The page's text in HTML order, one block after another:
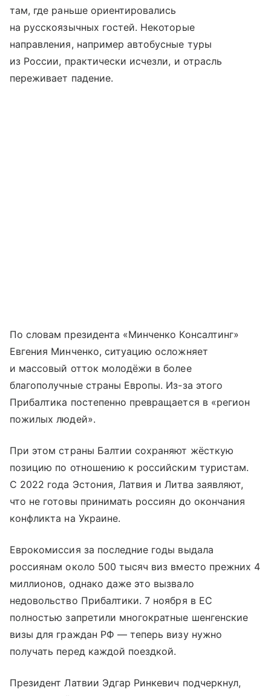
там, где раньше ориентировались
на русскоязычных гостей. Некоторые
направления, например автобусные туры
из России, практически исчезли, и отрасль
переживает падение.
По словам президента «Минченко Консалтинг»
Евгения Минченко, ситуацию осложняет
и массовый отток молодёжи в более
благополучные страны Европы. Из-за этого
Прибалтика постепенно превращается в «регион
пожилых людей».
При этом страны Балтии сохраняют жёсткую
позицию по отношению к российским туристам.
С 2022 года Эстония, Латвия и Литва заявляют,
что не готовы принимать россиян до окончания
конфликта на Украине.
Еврокомиссия за последние годы выдала
россиянам около 500 тысяч виз вместо прежних 4
миллионов, однако даже это вызвало
недовольство Прибалтики. 7 ноября в ЕС
полностью запретили многократные шенгенские
визы для граждан РФ — теперь визу нужно
получать перед каждой поездкой.
Президент Латвии Эдгар Ринкевич подчеркнул,